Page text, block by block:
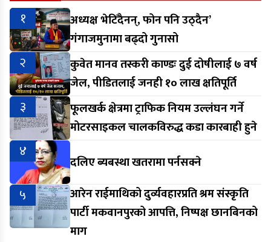
१
अध्यक्ष भेटिँदैनन्, फोन पनि उठ्दैन’
गंगाजमुनामा बढ्दो गुनासो
२
कुवेत मानव तस्करी काण्डः दुई दोषीलाई ७ वर्ष
जेल, पीडितलाई जनही १० लाख क्षतिपूर्ति
३
फूलखर्क क्षेत्रमा ट्राफिक नियम उल्लंघन गर्ने
मोटरसाइकल चालकविरुद्ध कडा कारबाही हुने
४
दलिए ब्यबस्था खतरामा पर्नसक्ने
५
आरेन राईमाथिको दुर्व्यवहारप्रति श्रम संस्कृति
पार्टी मकवानपुरको आपत्ति, निष्पक्ष छानबिनको
माग